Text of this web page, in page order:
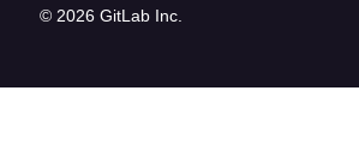
© 2026 GitLab Inc.